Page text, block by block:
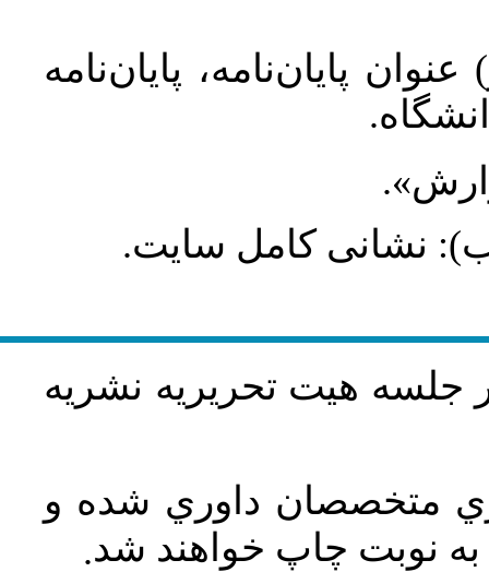
پایان‌نامه، پایان‌نامه
نشانی کامل سایت.
جلسه هيت تحريريه نشريه
متخصصان داوري شده و
نوبت چاپ خواهند شد.